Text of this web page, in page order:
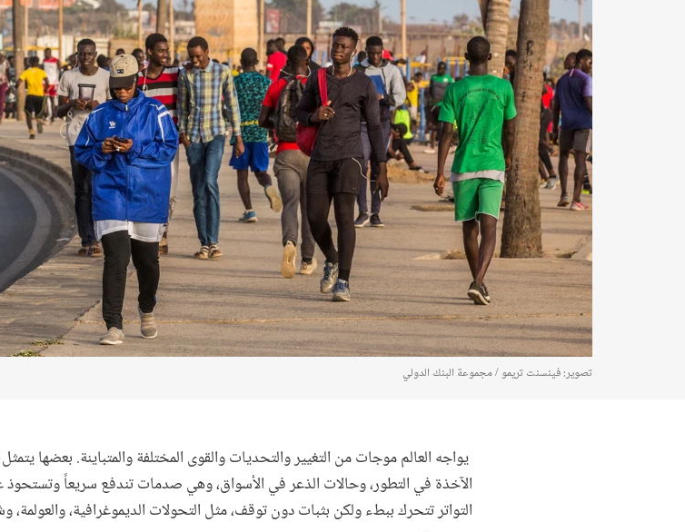
تصوير: فينسنت تريمو / مجموعة البنك الدولي
يواجه العالم موجات من التغيير والتحديات والقوى المختلفة والمتباينة. بعضها
الآخذة في التطور، وحالات الذعر في الأسواق، وهي صدمات تندفع سريعاً وتستحوذ
التواتر تتحرك ببطء ولكن بثبات دون توقف، مثل التحولات الديموغرافية، والعولمة،